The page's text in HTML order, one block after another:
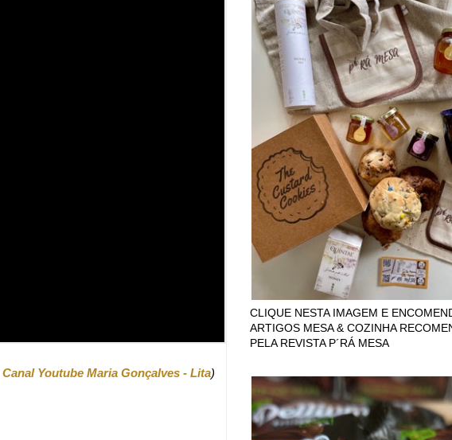
Canal Youtube Maria Gonçalves - Lita)
CLIQUE NESTA IMAGEM E
ARTIGOS MESA & COZINHA
PELA REVISTA P´RÁ MESA